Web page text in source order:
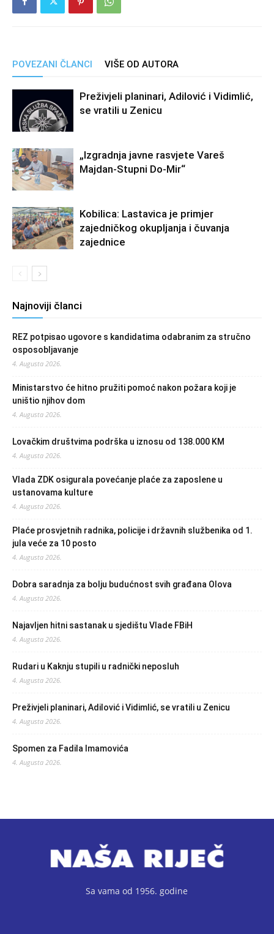
POVEZANI ČLANCI VIŠE OD AUTORA
Preživjeli planinari, Adilović i Vidimlić,
se vratili u Zenicu
„Izgradnja javne rasvjete Vareš
Majdan-Stupni Do-Mir“
Kobilica: Lastavica je primjer
zajedničkog okupljanja i čuvanja
zajednice
Najnoviji članci
REZ potpisao ugovore s kandidatima odabranim za stručno
osposobljavanje
4. Augusta 2026.
Ministarstvo će hitno pružiti pomoć nakon požara koji je
uništio njihov dom
4. Augusta 2026.
Lovačkim društvima podrška u iznosu od 138.000 KM
4. Augusta 2026.
Vlada ZDK osigurala povećanje plaće za zaposlene u
ustanovama kulture
4. Augusta 2026.
Plaće prosvjetnih radnika, policije i državnih službenika od 1.
jula veće za 10 posto
4. Augusta 2026.
Dobra saradnja za bolju budućnost svih građana Olova
4. Augusta 2026.
Najavljen hitni sastanak u sjedištu Vlade FBiH
4. Augusta 2026.
Rudari u Kaknju stupili u radnički neposluh
4. Augusta 2026.
Preživjeli planinari, Adilović i Vidimlić, se vratili u Zenicu
4. Augusta 2026.
Spomen za Fadila Imamovića
4. Augusta 2026.
Sa vama od 1956. godine